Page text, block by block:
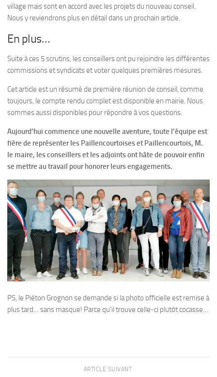
village mais sont en accord avec les projets du nouveau conseil.
Nous y reviendrons plus en détail dans un prochain article.
En plus…
Suite à ces 5 scrutins, les conseillers ont pu rejoindre les différentes
commissions et syndicats et voter quelques premières mesures.
Cet article est un résumé de première réunion de conseil, comme
toujours, le compte rendu complet est disponible en mairie. Nous
sommes aussi disponibles pour répondre à vos questions.
Aujourd’hui commence une nouvelle aventure, toute l’équipe est
fière de représenter les Paillencourtoises et Paillencourtois, M.
le maire, les conseillers et les adjoints ont hâte de pouvoir enfin
se mettre au travail pour honorer leurs engagements.
PS, le Piéton Grognon se demande si la photo officielle est remise à
plus tard… sans masque! Parce qu’il trouve celle-ci plutôt cocasse…
ARTICLE SUIVANT